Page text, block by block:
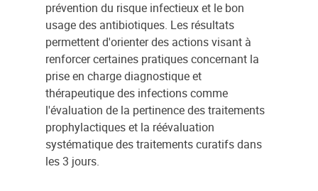
prévention du risque infectieux et le bon
usage des antibiotiques. Les résultats
permettent d'orienter des actions visant à
renforcer certaines pratiques concernant la
prise en charge diagnostique et
thérapeutique des infections comme
l'évaluation de la pertinence des traitements
prophylactiques et la réévaluation
systématique des traitements curatifs dans
les 3 jours.